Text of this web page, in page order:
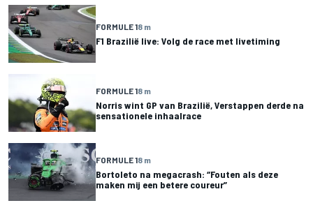
FORMULE 18 m
F1 Brazilië live: Volg de race met livetiming
FORMULE 18 m
Norris wint GP van Brazilië, Verstappen derde na
sensationele inhaalrace
FORMULE 18 m
Bortoleto na megacrash: “Fouten als deze
maken mij een betere coureur”